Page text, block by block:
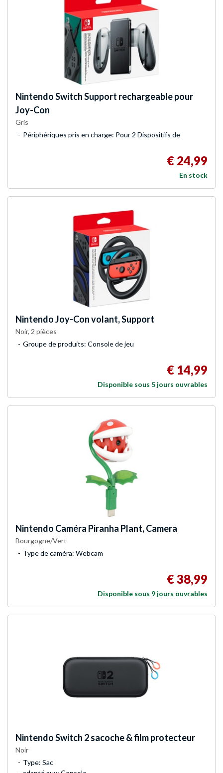
NintendoSwitch Support rechargeable pour
Joy-Con
Gris
Périphériques pris en charge: Pour 2 Dispositifs de
€ 24,99
En stock
NintendoJoy-Con volant, Support
Noir, 2 pièces
Groupe de produits: Console de jeu
€ 14,99
Disponible sous 5 jours ouvrables
Nintendo Caméra Piranha Plant, Camera
Bourgogne/Vert
Type de caméra: Webcam
€ 38,99
Disponible sous 9 jours ouvrables
NintendoSwitch 2 sacoche & film protecteur
Noir
Type: Sac